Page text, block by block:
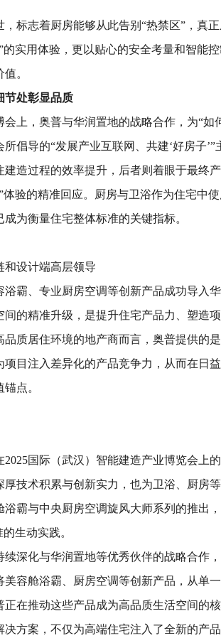
，标志着厨房能够从此告别“热禁区”，真
的实用体验，更以贴心的安全考量和智能
。
节处彰显品质
会上，奥普与华润置地的战略合作，为“如
倡导的“发展产业互联网、共建‘好房子
建造过程的效率提升，后者则着眼于最终
体验的精准回应。厨房与卫浴作为住宅中
为衡量住宅整体标准的关键指标。
和设计端高层领导
浴霸、专业厨房空调等创新产品成功导入
间的精准升级，是提升住宅产品力、塑造
品质居住环境的地产商而言，奥普提供的
项目注入差异化的产品竞争力，从而在日
点。
2025国际（武汉）智能建造产业博览会上
厚技术积累与创新实力，也为卫浴、厨房
浴霸与中央厨房空调旋风大师系列的推出
生动实践。
续深化与华润置地等优秀伙伴的战略合作
美容舱浴霸、厨房空调等创新产品，从单
正在推动这些产品成为高品质生活空间的
决方案，不仅为高端住宅注入了全新的产